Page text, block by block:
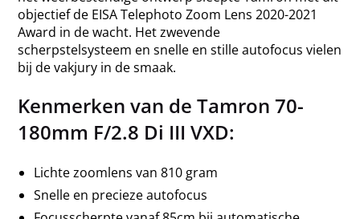
objectief de EISA Telephoto Zoom Lens 2020-2021
Award in de wacht. Het zwevende
scherpstelsysteem en snelle en stille autofocus vielen
bij de vakjury in de smaak.
Kenmerken van de Tamron 70-
180mm F/2.8 Di III VXD:
Lichte zoomlens van 810 gram
Snelle en precieze autofocus